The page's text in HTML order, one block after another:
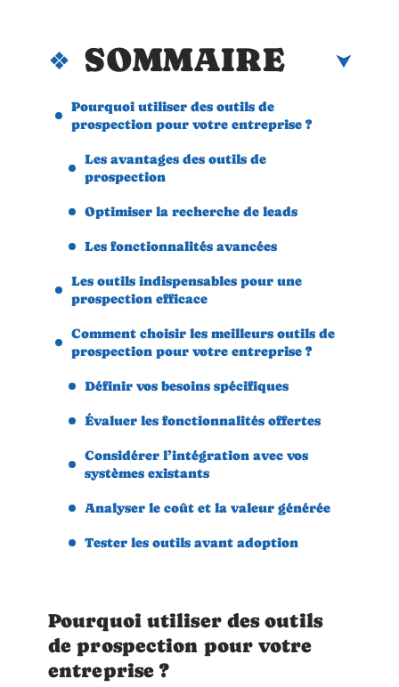
SOMMAIRE
Pourquoi utiliser des outils de
prospection pour votre entreprise ?
Les avantages des outils de
prospection
Optimiser la recherche de leads
Les fonctionnalités avancées
Les outils indispensables pour une
prospection efficace
Comment choisir les meilleurs outils de
prospection pour votre entreprise ?
Définir vos besoins spécifiques
Évaluer les fonctionnalités offertes
Considérer l’intégration avec vos
systèmes existants
Analyser le coût et la valeur générée
Tester les outils avant adoption
Pourquoi utiliser des outils
de prospection pour votre
entreprise ?